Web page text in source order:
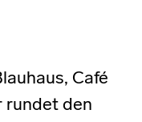
Café
rundet den